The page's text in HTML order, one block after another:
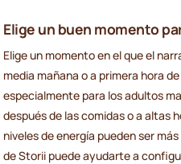
Elige un buen momento
Elige un momento en el que el
media mañana o a primera hora
especialmente para los adultos
después de las comidas o a altas
niveles de energía pueden ser
de Storii puede ayudarte a